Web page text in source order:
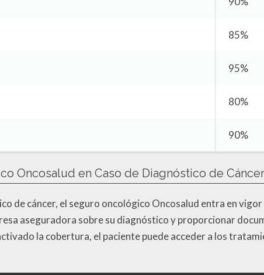
85%
95%
80%
90%
Oncosalud en Caso de Diagnóstico de
de cáncer, el seguro oncológico Oncosalud entra en
aseguradora sobre su diagnóstico y proporcionar
la cobertura, el paciente puede acceder a los